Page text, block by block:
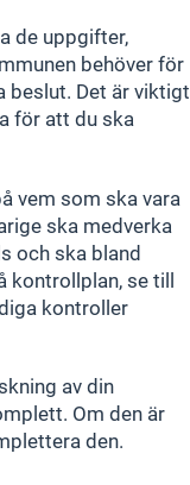
de uppgifter,
behöver för
beslut. Det är viktigt
för att du ska
vem som ska vara
ska medverka
och ska bland
kontrollplan, se till
kontroller
av din
Om den är
den.